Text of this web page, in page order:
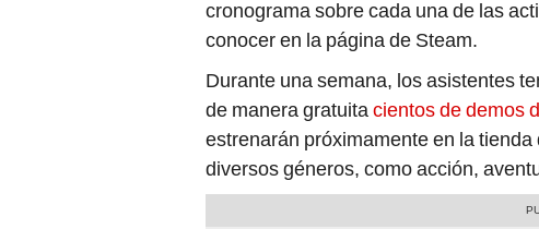
cronograma sobre cada una de las
conocer en la página de Steam.
Durante una semana, los asistentes
de manera gratuitacientos de demos
estrenarán próximamente en la
diversos géneros, como acción,